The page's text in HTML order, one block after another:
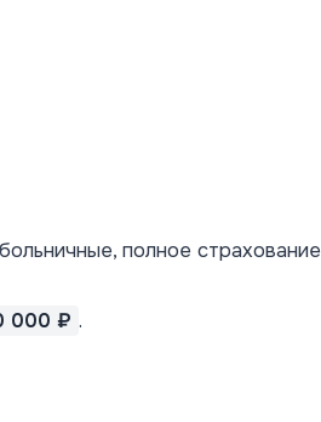
полное страхование
000 ₽ .